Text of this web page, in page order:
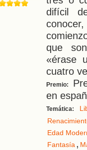
difícil
que
«érase
cuatro
Premio:
en
Temática:
Edad
Fantasía,